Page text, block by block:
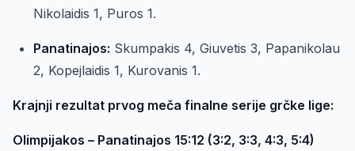
Nikolaidis 1, Puros 1.
Panatinajos: Skumpakis 4, Giuvetis 3, Papanikolau
2, Kopejlaidis 1, Kurovanis 1.
Krajnji rezultat prvog meča finalne serije grčke lige:
Olimpijakos – Panatinajos 15:12 (3:2, 3:3, 4:3, 5:4)